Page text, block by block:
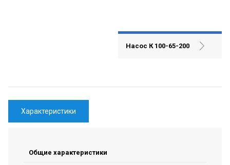
Насос К 100-65-200
Характеристики
Общие характеристики